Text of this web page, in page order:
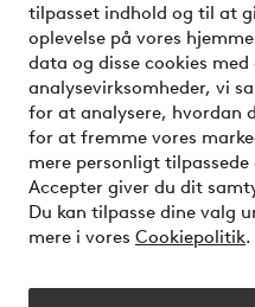
tilpasset indhold og til at
oplevelse på vores
data og disse cookies
analysevirksomheder, vi
for at analysere, hvordan
for at fremme vores
mere personligt
Accepter giver du dit
Du kan tilpasse dine valg
mere i vores Cookiepolitik.
Sikre betalinger
Vil du vide mere om
elpy